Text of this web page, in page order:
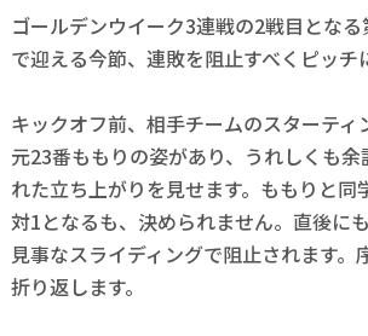
ゴールデンウイーク3連戦の2戦目とな
で迎える今節、連敗を阻止すべくピッチ
キックオフ前、相手チームのスターテ
元23番ももりの姿があり、うれしくも
れた立ち上がりを見せます。ももりと
対1となるも、決められません。直後に
見事なスライディングで阻止されます
折り返します。